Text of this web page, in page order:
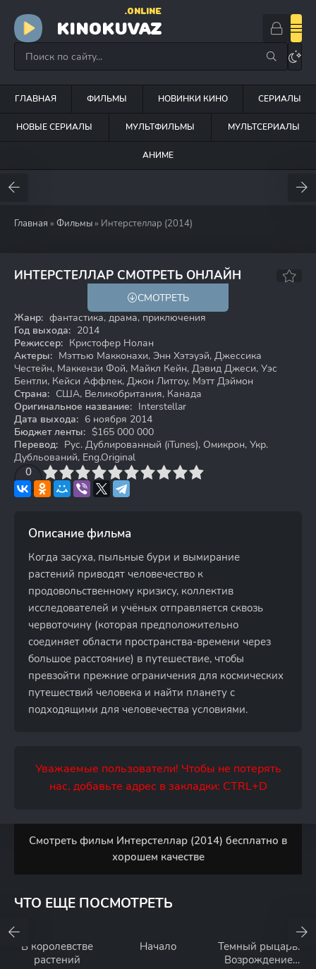
KINOKUVAZ
.ONLINE
ГЛАВНАЯ ФИЛЬМЫ НОВИНКИ КИНО СЕРИАЛЫ
НОВЫЕ СЕРИАЛЫ МУЛЬТФИЛЬМЫ МУЛЬТСЕРИАЛЫ
АНИМЕ
Главная » Фильмы » Интерстеллар (2014)
ИНТЕРСТЕЛЛАР СМОТРЕТЬ ОНЛАЙН
8.6 8.7
СМОТРЕТЬ
Жанр: фантастика, драма, приключения
Год выхода: 2014
Режиссер: Кристофер Нолан
Актеры: Мэттью Макконахи, Энн Хэтэуэй, Джессика
Честейн, Маккензи Фой, Майкл Кейн, Дэвид Джеси, Уэс
Бентли, Кейси Аффлек, Джон Литгоу, Мэтт Дэймон
Страна: США, Великобритания, Канада
Оригинальное название: Interstellar
Дата выхода: 6 ноября 2014
Бюджет ленты: $165 000 000
Перевод: Рус. Дублированный (iTunes), Омикрон, Укр.
Дубльований, Eng.Original
0
4 6 7 8 9 10
Описание фильма
Когда засуха, пыльные бури и вымирание
растений приводят человечество к
продовольственному кризису, коллектив
исследователей и учёных отправляется сквозь
червоточину (которая предположительно
соединяет области пространства-времени через
большое расстояние) в путешествие, чтобы
превзойти прежние ограничения для космических
путешествий человека и найти планету с
подходящими для человечества условиями.
Уважаемые пользователи! Чтобы не потерять
нас, добавьте адрес в закладки: CTRL+D
Смотреть фильм Интерстеллар (2014) бесплатно в
хорошем качестве
ЧТО ЕЩЕ ПОСМОТРЕТЬ
В королевстве
растений
Начало
Темный рыцарь:
Возрождение